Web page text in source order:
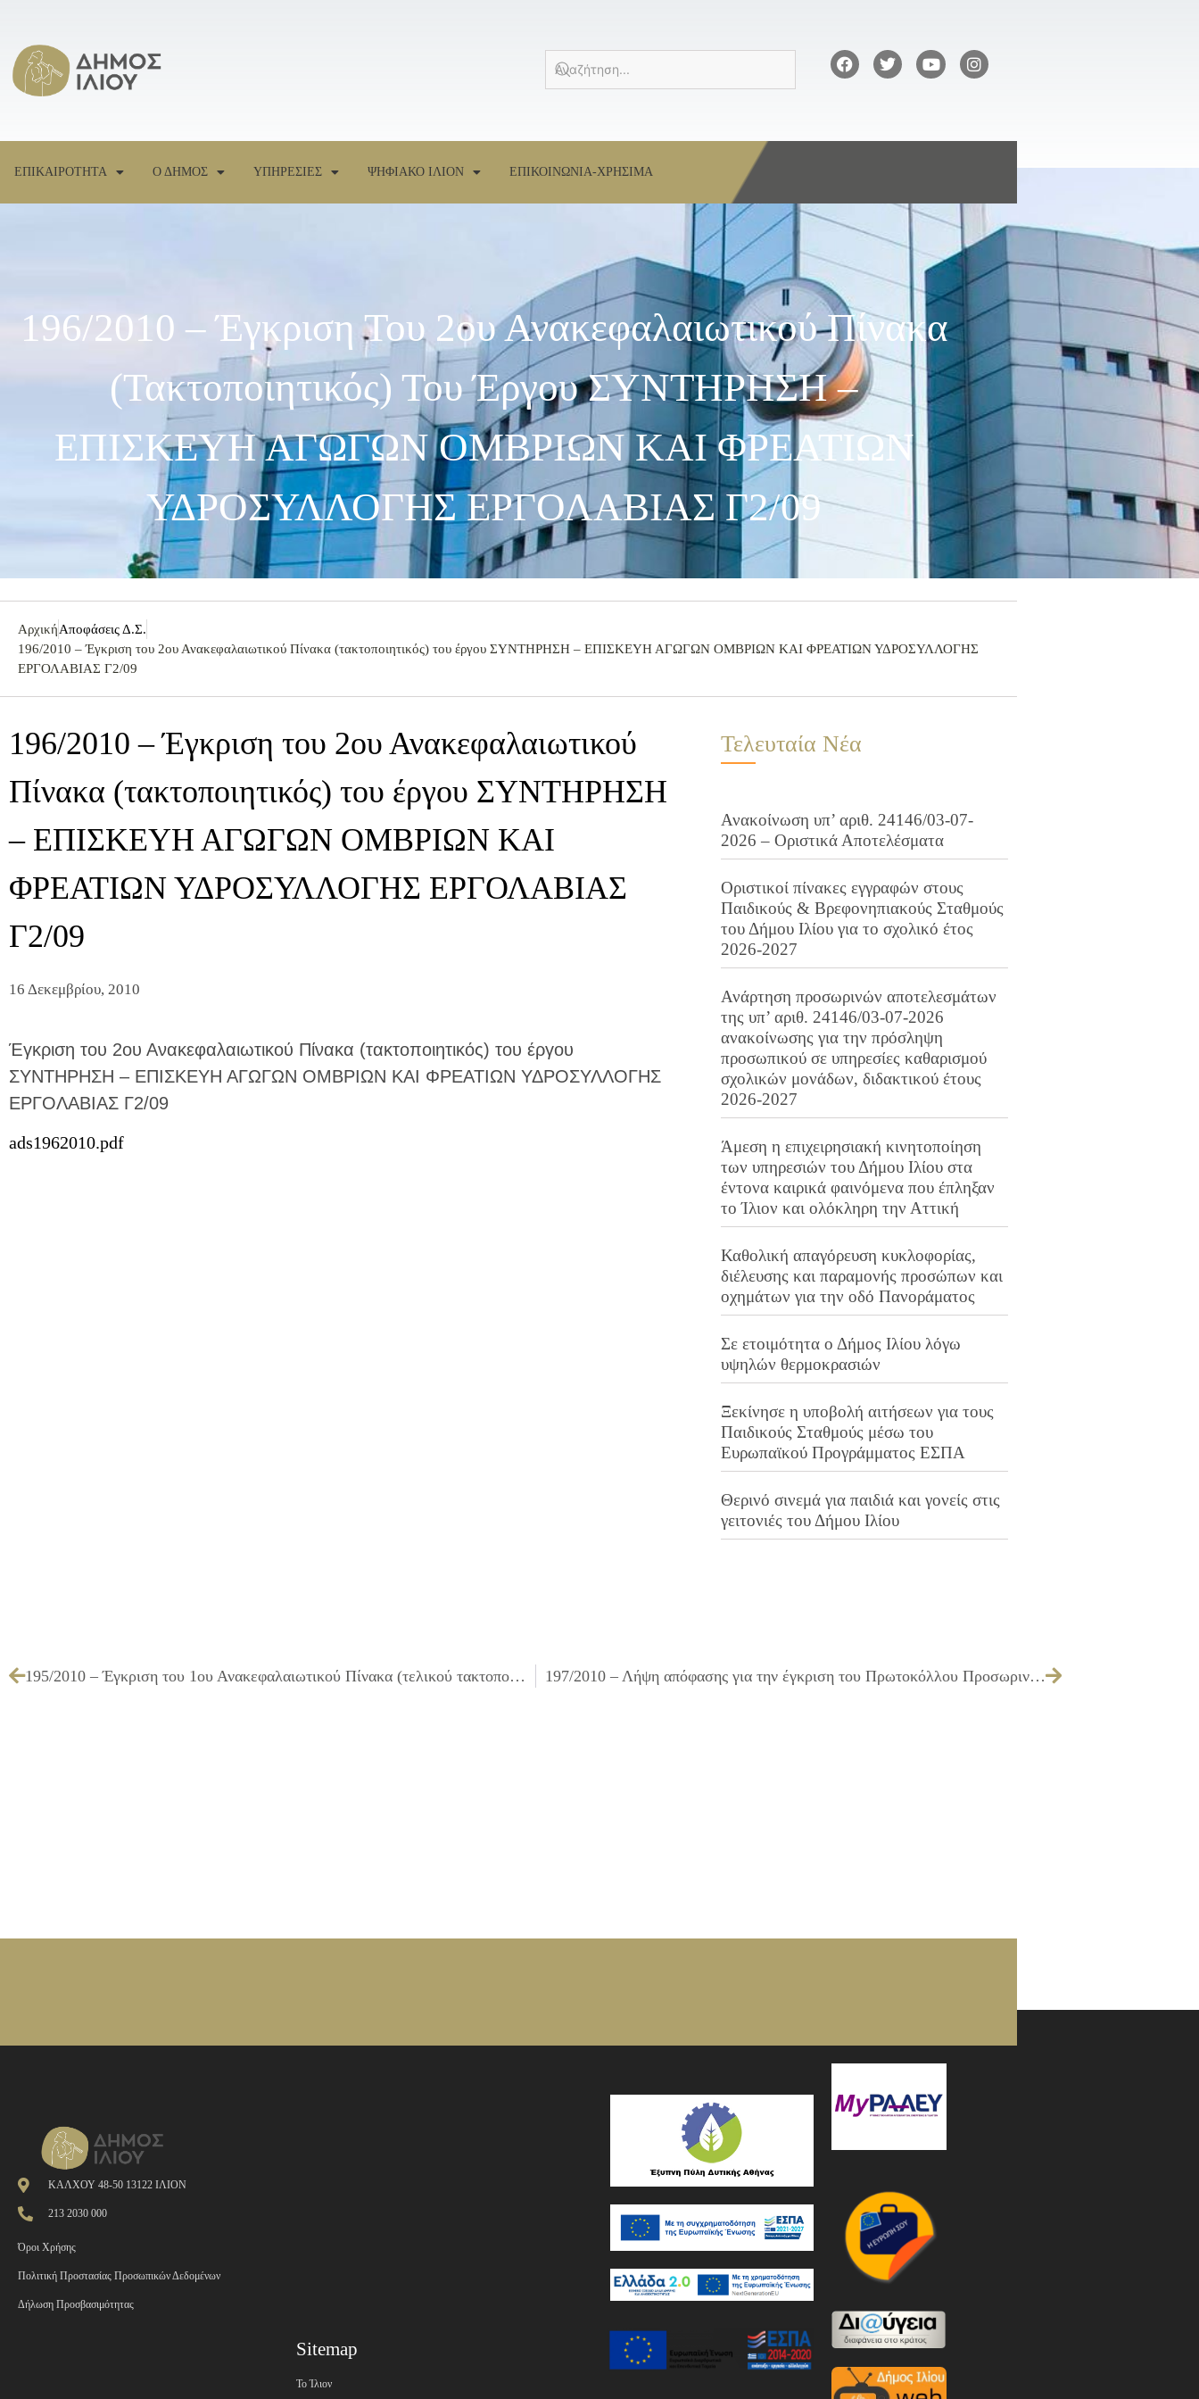
ΕΠΙΚΑΙΡΟΤΗΤΑ Ο ΔΗΜΟΣ ΥΠΗΡΕΣΙΕΣ ΨΗΦΙΑΚΟ ΙΛΙΟΝ ΕΠΙΚΟΙΝΩΝΙΑ-ΧΡΗΣΙΜΑ
196/2010 – Έγκριση Του 2ου Ανακεφαλαιωτικού Πίνακα
(τακτοποιητικός) Του Έργου ΣΥΝΤΗΡΗΣΗ –
ΕΠΙΣΚΕΥΗ ΑΓΩΓΩΝ ΟΜΒΡΙΩΝ ΚΑΙ ΦΡΕΑΤΙΩΝ
ΥΔΡΟΣΥΛΛΟΓΗΣ ΕΡΓΟΛΑΒΙΑΣ Γ2/09
ΑρχικήΑποφάσεις Δ.Σ.
196/2010 – Έγκριση του 2ου Ανακεφαλαιωτικού Πίνακα (τακτοποιητικός) του έργου ΣΥΝΤΗΡΗΣΗ – ΕΠΙΣΚΕΥΗ ΑΓΩΓΩΝ ΟΜΒΡΙΩΝ ΚΑΙ ΦΡΕΑΤΙΩΝ ΥΔΡΟΣΥΛΛΟΓΗΣ
ΕΡΓΟΛΑΒΙΑΣ Γ2/09
196/2010 – Έγκριση του 2ου Ανακεφαλαιωτικού
Πίνακα (τακτοποιητικός) του έργου ΣΥΝΤΗΡΗΣΗ
– ΕΠΙΣΚΕΥΗ ΑΓΩΓΩΝ ΟΜΒΡΙΩΝ ΚΑΙ
ΦΡΕΑΤΙΩΝ ΥΔΡΟΣΥΛΛΟΓΗΣ ΕΡΓΟΛΑΒΙΑΣ
Γ2/09
16 Δεκεμβρίου, 2010
Έγκριση του 2ου Ανακεφαλαιωτικού Πίνακα (τακτοποιητικός) του έργου
ΣΥΝΤΗΡΗΣΗ – ΕΠΙΣΚΕΥΗ ΑΓΩΓΩΝ ΟΜΒΡΙΩΝ ΚΑΙ ΦΡΕΑΤΙΩΝ ΥΔΡΟΣΥΛΛΟΓΗΣ
ΕΡΓΟΛΑΒΙΑΣ Γ2/09
ads1962010.pdf
Τελευταία Νέα
Ανακοίνωση υπ’ αριθ. 24146/03-07-
2026 – Οριστικά Αποτελέσματα
Οριστικοί πίνακες εγγραφών στους
Παιδικούς & Βρεφονηπιακούς Σταθμούς
του Δήμου Ιλίου για το σχολικό έτος
2026-2027
Ανάρτηση προσωρινών αποτελεσμάτων
της υπ’ αριθ. 24146/03-07-2026
ανακοίνωσης για την πρόσληψη
προσωπικού σε υπηρεσίες καθαρισμού
σχολικών μονάδων, διδακτικού έτους
2026-2027
Άμεση η επιχειρησιακή κινητοποίηση
των υπηρεσιών του Δήμου Ιλίου στα
έντονα καιρικά φαινόμενα που έπληξαν
το Ίλιον και ολόκληρη την Αττική
Καθολική απαγόρευση κυκλοφορίας,
διέλευσης και παραμονής προσώπων και
οχημάτων για την οδό Πανοράματος
Σε ετοιμότητα ο Δήμος Ιλίου λόγω
υψηλών θερμοκρασιών
Ξεκίνησε η υποβολή αιτήσεων για τους
Παιδικούς Σταθμούς μέσω του
Ευρωπαϊκού Προγράμματος ΕΣΠΑ
Θερινό σινεμά για παιδιά και γονείς στις
γειτονιές του Δήμου Ιλίου
195/2010 – Έγκριση του 1ου Ανακεφαλαιωτικού Πίνακα (τελικού τακτοποιητικού) του έργου ΣΥΝΤΗΡΗΣΗ – ΕΠΙΣΚΕΥΗ ΟΔΟΣΤΡΩΜΑΤΩΝ (ΛΑΚΚΟΥΒΕΣ) ΕΡΓΟΛΑΒΙΑΣ Α3/08 197/2010 – Λήψη απόφασης για την έγκριση του Πρωτοκόλλου Προσωρινής & Οριστικής Παραλαβής του έργου ΚΑΤΑΣΚΕΥΗ 3 ΓΗΠΕΔΩΝ ΜΙΝΙ ΠΟΔΟΣΦΑΙΡΟΥ ΣΤΟ ΑΘΛΗΤΙΚΟ ΚΕΝΤΡΟ ΕΠΙ ΤΩΝ ΟΔΩΝ ΠΡΙΑΜΟΥ – ΡΑΔΙΟΦΩΝΙΑΣ – ΠΡΕΣΠΑΣ – ΝΑΥΣΙΚΑΣ ΚΑΙ ΔΙΑΜΟΡΦΩΣΗ ΒΟΗΘΗΤΙΚΟΥ ΓΗΠΕΔΟΥ ΠΟΔΟΣΦΑΙΡΟΥ ΣΤΟ ΔΗΜΟΤΙΚΟ ΣΤΑΔΙΟ ΙΛΙΟΥ
ΚΑΛΧΟΥ 48-50 13122 ΙΛΙΟΝ
213 2030 000
Όροι Χρήσης
Πολιτική Προστασίας Προσωπικών Δεδομένων
Δήλωση Προσβασιμότητας
Sitemap
Το Ίλιον